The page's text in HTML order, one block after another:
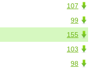
107
99
155
103
98